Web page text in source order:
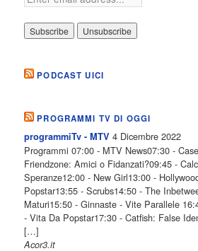
PODCAST UICI
PROGRAMMI TV DI OGGI
programmiTv - MTV 4 Dicembre 2022
Programmi 07:00 - MTV News07:30 -
Friendzone: Amici o Fidanzati?09:45 -
Speranze12:00 - New Girl13:00 -
Popstar13:55 - Scrubs14:50 - The
Maturi15:50 - Ginnaste - Vite Parallele
- Vita Da Popstar17:30 - Catfish: False
[…]
Acor3.it